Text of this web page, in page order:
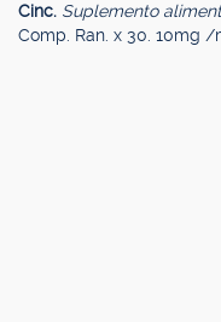
Cinc. Suplemento
Comp. Ran. x 30. 10mg /